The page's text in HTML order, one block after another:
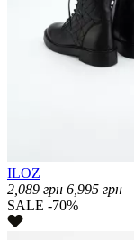
ILOZ
2,089 грн 6,995 грн
SALE -70%